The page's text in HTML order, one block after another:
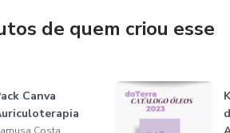
de quem criou esse
Canva